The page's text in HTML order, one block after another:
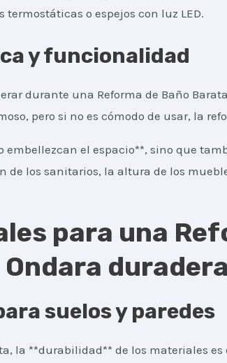
o espejos con luz LED.
y funcionalidad
durante una Reforma de Baño
pero si no es cómodo de usar, la
embellezcan el espacio**, sino que
de los sanitarios, la altura de los
para una
duradera
suelos y paredes
la **durabilidad** de los materiales